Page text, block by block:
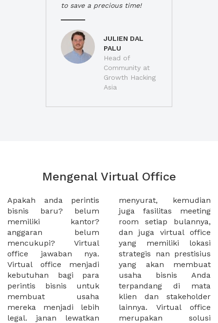
to save a precious time!
JULIEN DAL
PALU
Head of
Community at
Growth Hacking
Asia
Mengenal Virtual Office
Apakah anda perintis
bisnis baru? belum
memiliki kantor?
anggaran belum
mencukupi? Virtual
office jawaban nya.
Virtual office menjadi
kebutuhan bagi para
perintis bisnis untuk
membuat usaha
mereka menjadi lebih
legal. janan lewatkan
menyurat, kemudian
juga fasilitas meeting
room setiap bulannya,
dan juga virtual office
yang memiliki lokasi
strategis nan prestisius
yang akan membuat
usaha bisnis Anda
terpandang di mata
klien dan stakeholder
lainnya. Virtual office
merupakan solusi